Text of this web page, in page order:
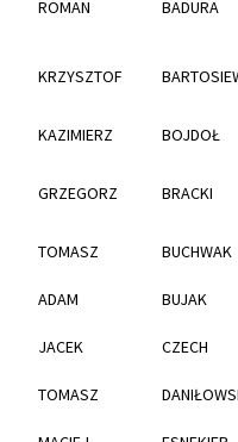
ROMAN BADURA
KRZYSZTOF
KAZIMIERZ BOJDOŁ
GRZEGORZ BRACKI
TOMASZ BUCHWAK
ADAM BUJAK
JACEK CZECH
TOMASZ